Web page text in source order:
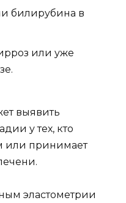
билирубина в
или уже
выявить
у тех, кто
или принимает
эластометрии